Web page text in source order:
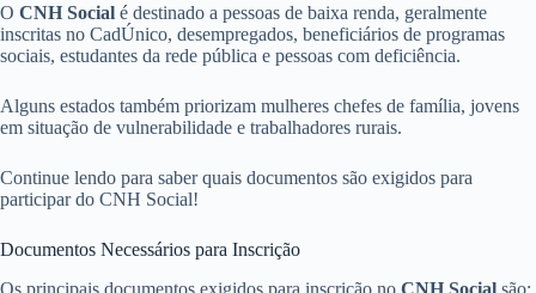
O CNH Social é destinado a pessoas de baixa renda, geralmente
inscritas no CadÚnico, desempregados, beneficiários de programas
sociais, estudantes da rede pública e pessoas com deficiência.
Alguns estados também priorizam mulheres chefes de família, jovens
em situação de vulnerabilidade e trabalhadores rurais.
Continue lendo para saber quais documentos são exigidos para
participar do CNH Social!
Documentos Necessários para Inscrição
Os principais documentos exigidos para inscrição no CNH Social são: